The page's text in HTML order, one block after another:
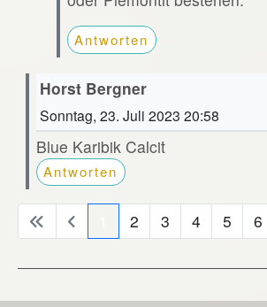
Antworten
Horst Bergner
Sonntag, 23. Juli 2023 20:58
Blue Karibik Calcit
Antworten
2 3 4 5 6